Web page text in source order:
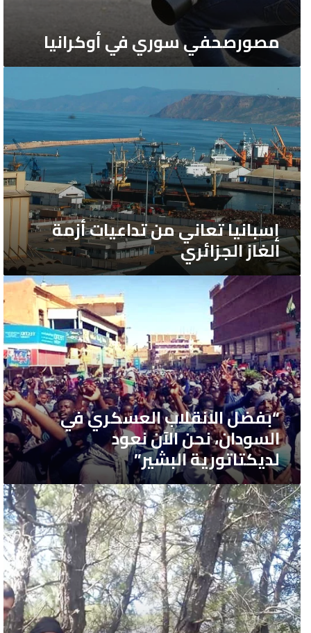
مصورصحفي سوري في أوكرانيا
إسبانيا
تعاني
من
تداعيات
أزمة
الغاز
الجزائري
إسبانيا تعاني من تداعيات أزمة
الغاز الجزائري
“بفضل
الانقلاب
العسكري
في
السودان،
نحن
الآن
نعود
لديكتاتورية
البشير”
“بفضل الانقلاب العسكري في
السودان، نحن الآن نعود
لديكتاتورية البشير”
رحلة
الموت
المتجددة
باتجاه
أوروبا